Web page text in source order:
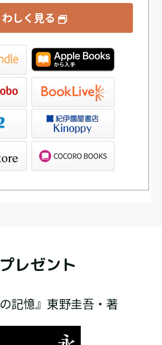
わしく見る
プレゼント
記憶』東野圭吾・著